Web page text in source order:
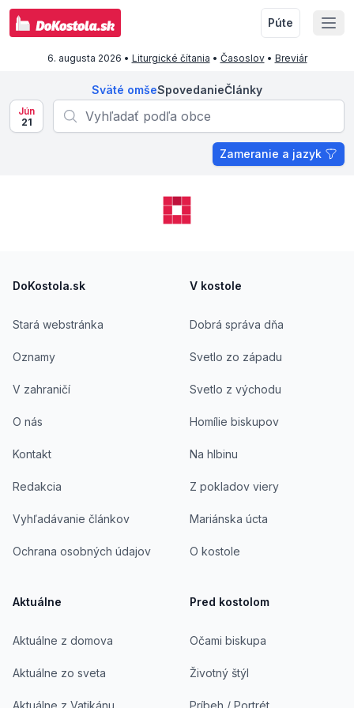
Púte
6. augusta 2026 • Liturgické čítania • Časoslov• Breviár
Sväté omšeSpovedanieČlánky
Jún
21
Zameranie a jazyk
DoKostola.sk
Stará webstránka
Oznamy
V zahraničí
O nás
Kontakt
Redakcia
Vyhľadávanie článkov
Ochrana osobných údajov
Aktuálne
Aktuálne z domova
Aktuálne zo sveta
Aktuálne z Vatikánu
V kostole
Dobrá správa dňa
Svetlo zo západu
Svetlo z východu
Homílie biskupov
Na hlbinu
Z pokladov viery
Mariánska úcta
O kostole
Pred kostolom
Očami biskupa
Životný štýl
Príbeh / Portrét